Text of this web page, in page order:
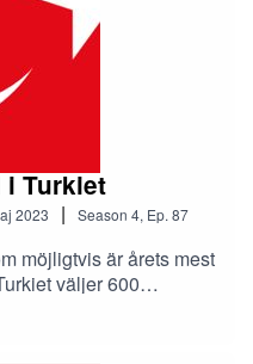
i Turkiet
2023 | Season 4, Ep. 87
möjligtvis är årets mest
väljer 600
som har nästan
historisk tillbakablick,
nedmontering av